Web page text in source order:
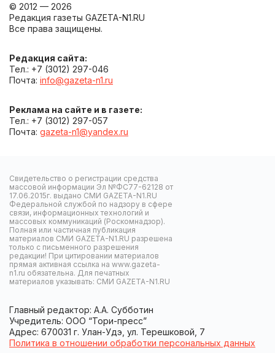
© 2012 — 2026
Редакция газеты GAZETA-N1.RU
Все права защищены.
Редакция сайта:
Тел.: +7 (3012) 297-046
Почта: info@gazeta-n1.ru
Реклама на сайте и в газете:
Тел.: +7 (3012) 297-057
Почта: gazeta-n1@yandex.ru
Свидетельство о регистрации средства
массовой информации Эл №ФС77-62128 от
17.06.2015г. выдано СМИ GAZETA-N1.RU
Федеральной службой по надзору в сфере
связи, информационных технологий и
массовых коммуникаций (Роскомнадзор).
Полная или частичная публикация
материалов СМИ GAZETA-N1.RU разрешена
только с письменного разрешения
редакции! При цитировании материалов
прямая активная ссылка на www.gazeta-
n1.ru обязательна. Для печатных
материалов указывать: СМИ GAZETA-N1.RU
Главный редактор: А.А. Субботин
Учредитель: ООО “Тори-пресс”
Адрес: 670031 г. Улан-Удэ, ул. Терешковой, 7
Политика в отношении обработки персональных данных